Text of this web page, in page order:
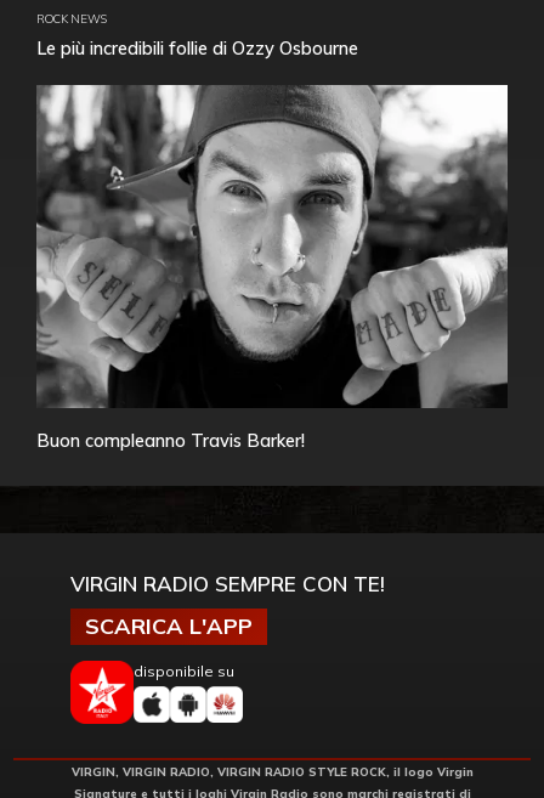
ROCK NEWS
Le più incredibili follie di Ozzy Osbourne
Buon compleanno Travis Barker!
VIRGIN RADIO SEMPRE CON TE!
SCARICA L'APP
disponibile su
VIRGIN, VIRGIN RADIO, VIRGIN RADIO STYLE ROCK, il logo Virgin
Signature e tutti i loghi Virgin Radio sono marchi registrati di